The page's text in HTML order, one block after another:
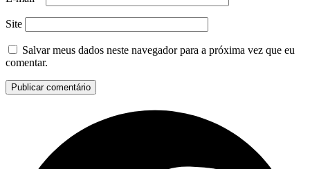
Site
Salvar meus dados neste navegador para a próxima vez que eu
comentar.